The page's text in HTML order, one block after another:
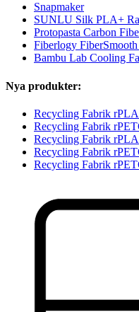
Snapmaker
SUNLU Silk PLA+
Protopasta Carbon
Fiberlogy
Bambu Lab Cooling
Nya produkter:
Recycling Fabrik
Recycling Fabrik
Recycling Fabrik
Recycling Fabrik
Recycling Fabrik